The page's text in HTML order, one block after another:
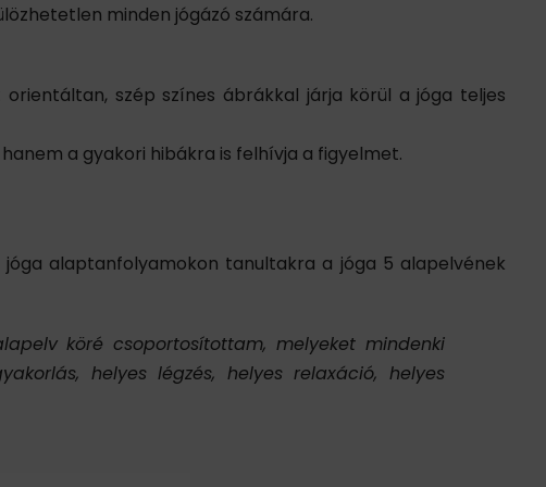
minden jógázó számára.
szép színes ábrákkal járja körül a jóga teljes
a gyakori hibákra is felhívja a figyelmet.
alaptanfolyamokon tanultakra a jóga 5 alapelvének
köré csoportosítottam, melyeket mindenki
helyes légzés, helyes relaxáció, helyes